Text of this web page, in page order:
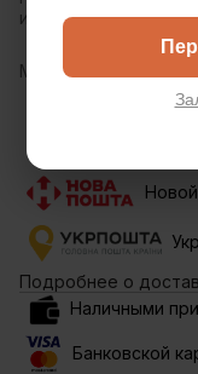
изделия:
Материал:
Подробнее о
Наличными
Банковской